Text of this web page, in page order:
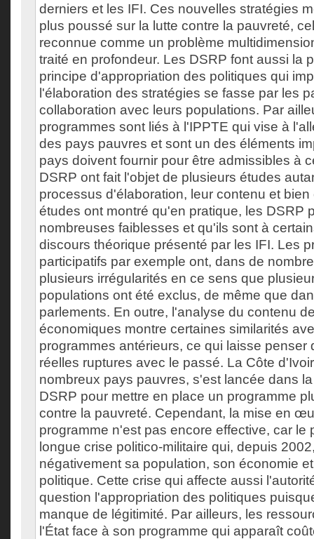
derniers et les IFI. Ces nouvelles stratégies
plus poussé sur la lutte contre la pauvreté,
reconnue comme un problème
traité en profondeur. Les DSRP font aussi la
principe d'appropriation des politiques qui
l'élaboration des stratégies se fasse par les
collaboration avec leurs populations. Par
programmes sont liés à l'IPPTE qui vise à
des pays pauvres et sont un des éléments
pays doivent fournir pour être admissibles à
DSRP ont fait l'objet de plusieurs études
processus d'élaboration, leur contenu et
études ont montré qu'en pratique, les DSRP
nombreuses faiblesses et qu'ils sont à
discours théorique présenté par les IFI. Les
participatifs par exemple ont, dans de
plusieurs irrégularités en ce sens que
populations ont été exclus, de même que
parlements. En outre, l'analyse du contenu
économiques montre certaines similarités
programmes antérieurs, ce qui laisse penser
réelles ruptures avec le passé. La Côte
nombreux pays pauvres, s'est lancée dans
DSRP pour mettre en place un programme
contre la pauvreté. Cependant, la mise en
programme n'est pas encore effective, car le
longue crise politico-militaire qui, depuis
négativement sa population, son économie
politique. Cette crise qui affecte aussi
question l'appropriation des politiques
manque de légitimité. Par ailleurs, les
l'État face à son programme qui apparaît